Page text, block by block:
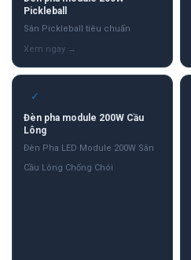
Pickleball
Sân Pickleball tiêu chuẩn
✓
Đèn pha module 200W Cầu
Lông
Đèn Pha LED Module 200W Sân
Cầu Lông Chống Chói